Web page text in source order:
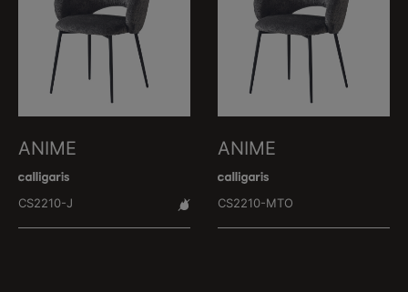
ANIME
CS2210-J
ANIME
CS2210-MTO